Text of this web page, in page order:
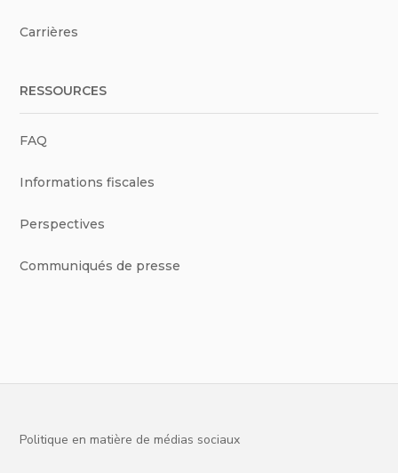
Carrières
RESSOURCES
FAQ
Informations fiscales
Perspectives
Communiqués de presse
Politique en matière de médias sociaux